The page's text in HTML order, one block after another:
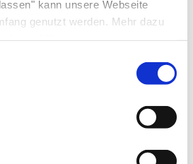
kann unsere Webseite
genutzt werden. Mehr dazu
.